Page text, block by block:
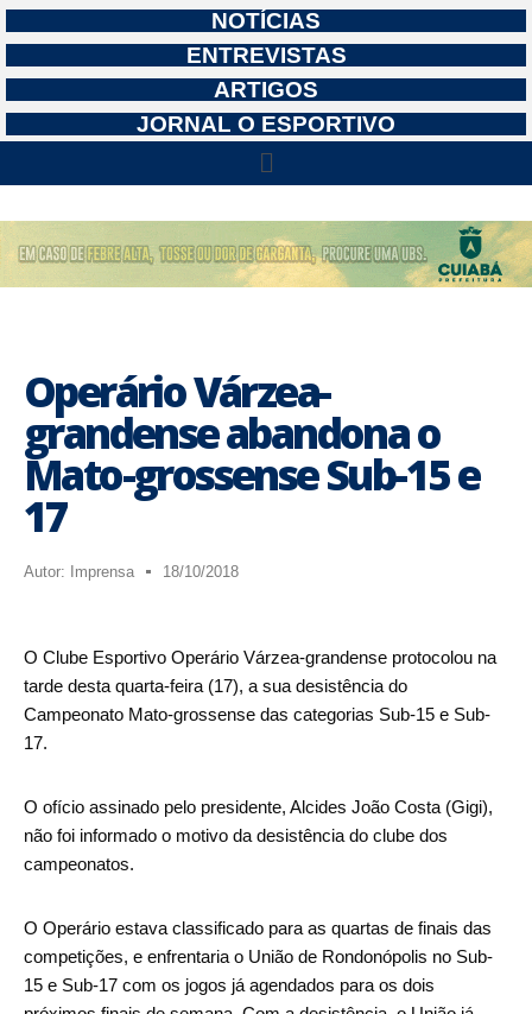
NOTÍCIAS
ENTREVISTAS
ARTIGOS
JORNAL O ESPORTIVO
Operário Várzea-
grandense abandona o
Mato-grossense Sub-15 e
17
Autor: Imprensa 18/10/2018
O Clube Esportivo Operário Várzea-grandense protocolou na
tarde desta quarta-feira (17), a sua desistência do
Campeonato Mato-grossense das categorias Sub-15 e Sub-
17.
O ofício assinado pelo presidente, Alcides João Costa (Gigi),
não foi informado o motivo da desistência do clube dos
campeonatos.
O Operário estava classificado para as quartas de finais das
competições, e enfrentaria o União de Rondonópolis no Sub-
15 e Sub-17 com os jogos já agendados para os dois